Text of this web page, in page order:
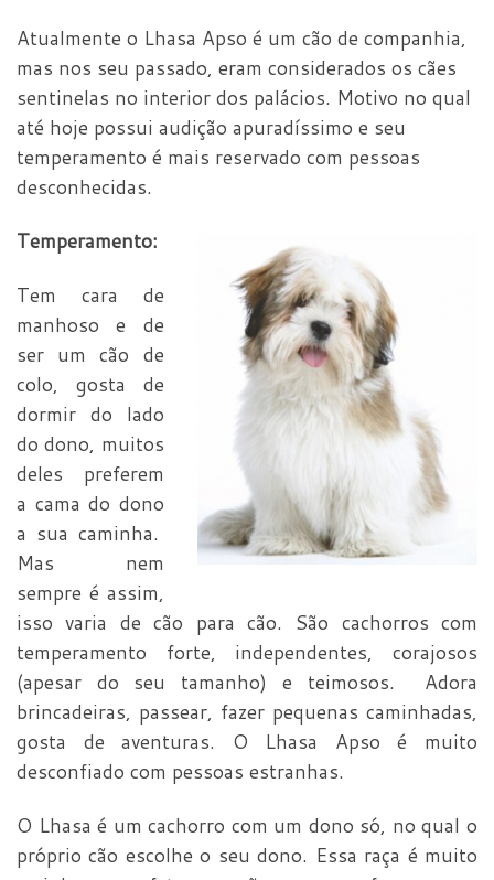
Atualmente o Lhasa Apso é um cão de companhia,
mas nos seu passado, eram considerados os cães
sentinelas no interior dos palácios. Motivo no qual
até hoje possui audição apuradíssimo e seu
temperamento é mais reservado com pessoas
desconhecidas.
Temperamento:
Tem cara de
manhoso e de
ser um cão de
colo, gosta de
dormir do lado
do dono, muitos
deles preferem
a cama do dono
a sua caminha.
Mas nem
sempre é assim,
isso varia de cão para cão. São cachorros com
temperamento forte, independentes, corajosos
(apesar do seu tamanho) e teimosos. Adora
brincadeiras, passear, fazer pequenas caminhadas,
gosta de aventuras. O Lhasa Apso é muito
desconfiado com pessoas estranhas.
O Lhasa é um cachorro com um dono só, no qual o
próprio cão escolhe o seu dono. Essa raça é muito